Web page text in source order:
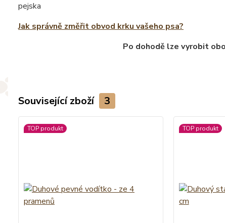
pejska
Jak správně změřit obvod krku vašeho psa?
Po dohodě lze vyrobit
Související zboží 3
TOP produkt TOP produkt